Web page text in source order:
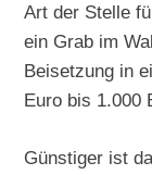
Art der Stelle
ein Grab im
Beisetzung in
Euro bis 1.000
Günstiger ist